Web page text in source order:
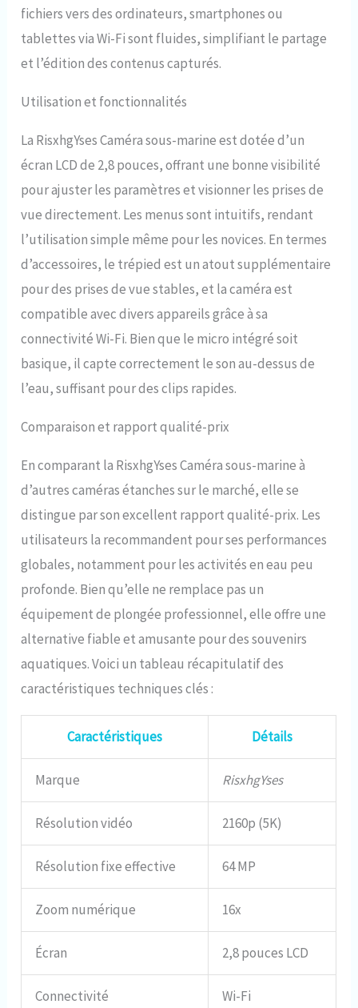
fichiers vers des ordinateurs, smartphones ou
tablettes via Wi-Fi sont fluides, simplifiant le partage
et l’édition des contenus capturés.
Utilisation et fonctionnalités
La RisxhgYses Caméra sous-marine est dotée d’un
écran LCD de 2,8 pouces, offrant une bonne visibilité
pour ajuster les paramètres et visionner les prises de
vue directement. Les menus sont intuitifs, rendant
l’utilisation simple même pour les novices. En termes
d’accessoires, le trépied est un atout supplémentaire
pour des prises de vue stables, et la caméra est
compatible avec divers appareils grâce à sa
connectivité Wi-Fi. Bien que le micro intégré soit
basique, il capte correctement le son au-dessus de
l’eau, suffisant pour des clips rapides.
Comparaison et rapport qualité-prix
En comparant la RisxhgYses Caméra sous-marine à
d’autres caméras étanches sur le marché, elle se
distingue par son excellent rapport qualité-prix. Les
utilisateurs la recommandent pour ses performances
globales, notamment pour les activités en eau peu
profonde. Bien qu’elle ne remplace pas un
équipement de plongée professionnel, elle offre une
alternative fiable et amusante pour des souvenirs
aquatiques. Voici un tableau récapitulatif des
caractéristiques techniques clés :
Caractéristiques Détails
Marque RisxhgYses
Résolution vidéo 2160p (5K)
Résolution fixe effective 64 MP
Zoom numérique 16x
Écran 2,8 pouces LCD
Connectivité Wi-Fi